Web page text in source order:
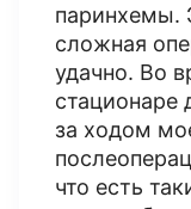
паринхемы.
сложная
удачно. Во
стационаре
за ходом
что есть